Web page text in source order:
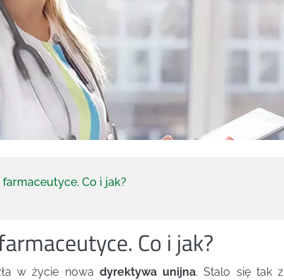
Co i jak?
Co i jak?
w życie nowa dyrektywa unijna. Stalo się tak